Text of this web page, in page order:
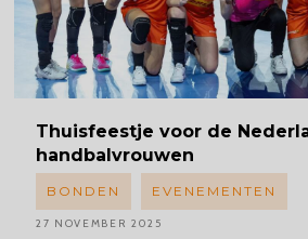
Thuisfeestje voor de
handbalvrouwen
BONDEN EVENEMENTEN
27 NOVEMBER 2025